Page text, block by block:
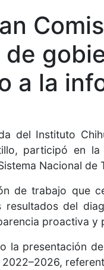
de
a la
del Instituto
participó en la
Nacional de
de trabajo que
resultados del
proactiva y
la presentación
2022–2026,